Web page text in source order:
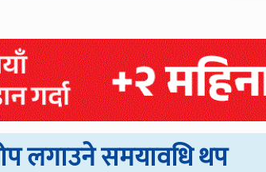
लगाउने समयावधि थप